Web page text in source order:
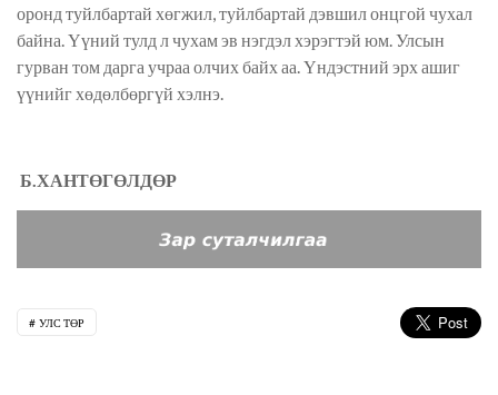
оронд туйлбартай хөгжил, туйлбартай дэвшил онцгой чухал
байна. Үүний тулд л чухам эв нэгдэл хэрэгтэй юм. Улсын
гурван том дарга учраа олчих байх аа. Үндэстний эрх ашиг
үүнийг хөдөлбөргүй хэлнэ.
Б.ХАНТӨГӨЛДӨР
УЛС ТӨР